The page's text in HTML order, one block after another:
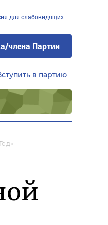
для слабовидящих
члена Партии
в партию